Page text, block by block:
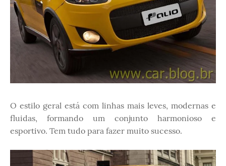
O estilo geral está com linhas mais leves, modernas e
fluidas, formando um conjunto harmonioso e
esportivo. Tem tudo para fazer muito sucesso.